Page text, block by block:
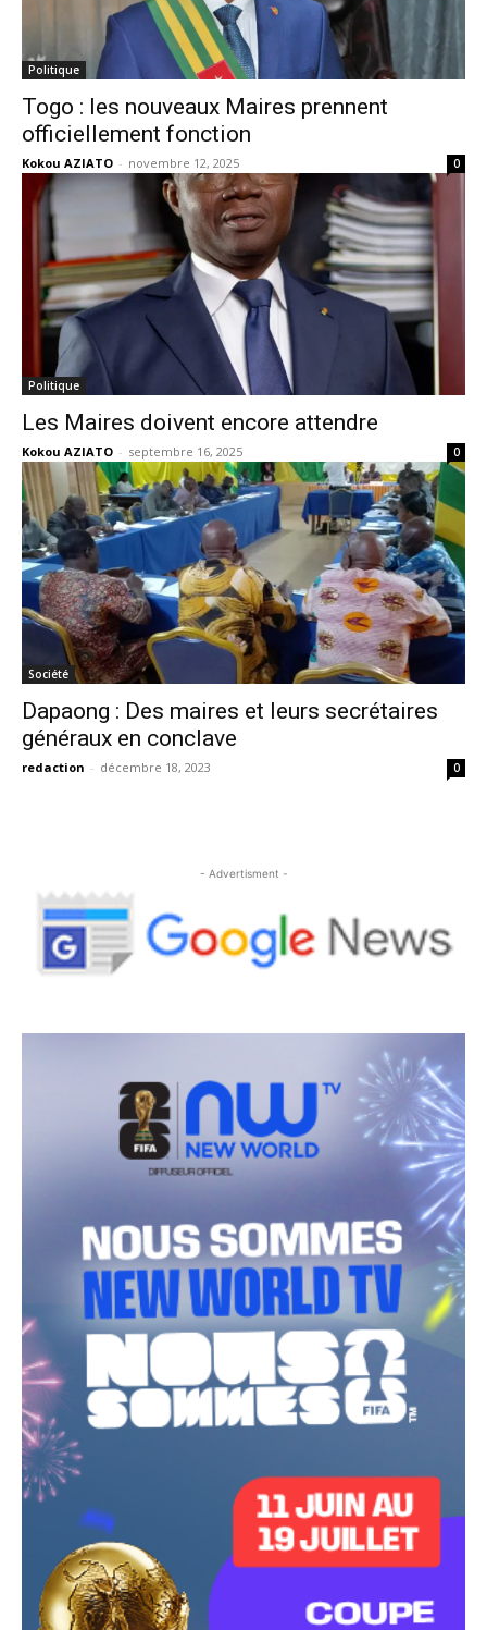
Politique
Togo : les nouveaux Maires prennent
officiellement fonction
Kokou AZIATO - novembre 12, 2025 0
Politique
Les Maires doivent encore attendre
Kokou AZIATO - septembre 16, 2025 0
Société
Dapaong : Des maires et leurs secrétaires
généraux en conclave
redaction - décembre 18, 2023 0
- Advertisment -